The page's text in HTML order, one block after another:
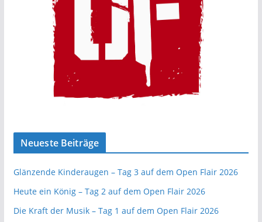
Neueste Beiträge
Glänzende Kinderaugen – Tag 3 auf dem Open Flair 2026
Heute ein König – Tag 2 auf dem Open Flair 2026
Die Kraft der Musik – Tag 1 auf dem Open Flair 2026